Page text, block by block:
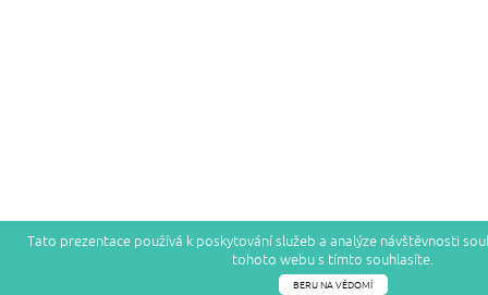
Tato prezentace používá k poskytování služeb a analýze návštěvnosti
tohoto webu s tímto souhlasíte.
BERU NA VĚDOMÍ